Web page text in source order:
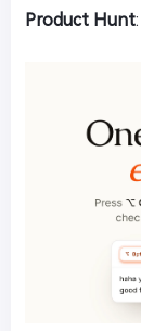
Product Hunt: